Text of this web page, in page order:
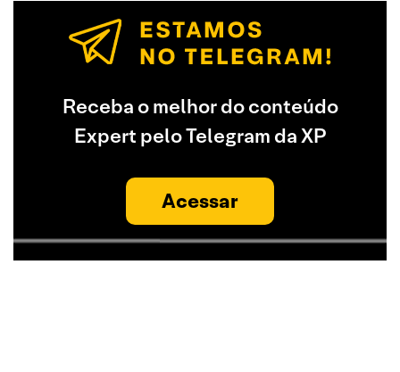
Receba o melhor do conteúdo
Expert pelo Telegram da XP
Acessar